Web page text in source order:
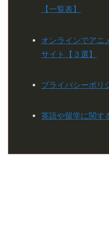
【一覧表】
オンラインでアニ
サイト【３選】
プライバシーポリ
英語や留学に関す